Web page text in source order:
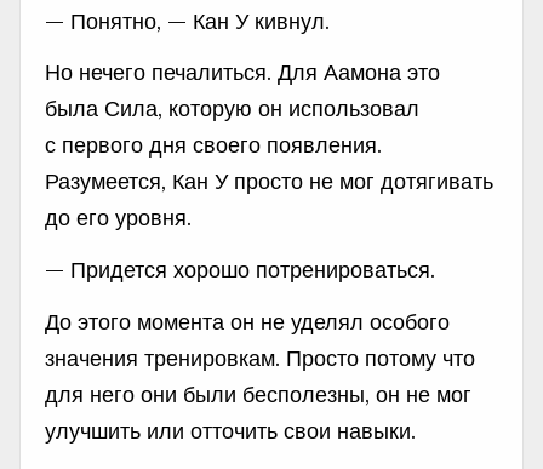
— Понятно, — Кан У кивнул.
Но нечего печалиться. Для Аамона это
была Сила, которую он использовал
с первого дня своего появления.
Разумеется, Кан У просто не мог дотягивать
до его уровня.
— Придется хорошо потренироваться.
До этого момента он не уделял особого
значения тренировкам. Просто потому что
для него они были бесполезны, он не мог
улучшить или отточить свои навыки.